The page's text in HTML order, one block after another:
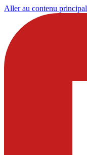
Aller au contenu principal